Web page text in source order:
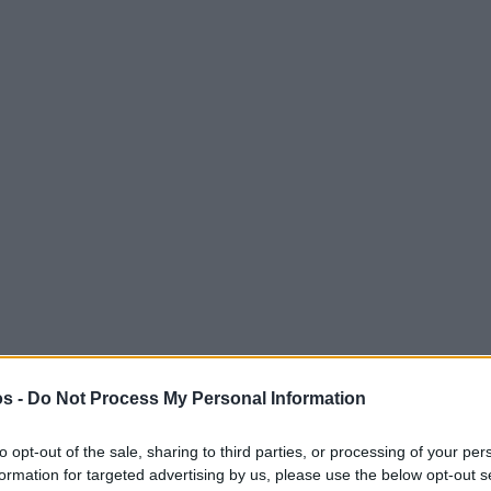
- Do Not Process My Personal Information
opt-out of the sale, sharing to third parties, or processing of your
for targeted advertising by us, please use the below opt-out
vom 17. – 21. Oktober Tom Clancy’s The Division 2 kostenlos